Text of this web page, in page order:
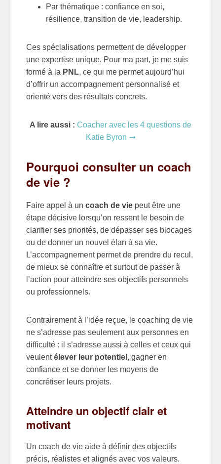
Par thématique : confiance en soi,
résilience, transition de vie, leadership.
Ces spécialisations permettent de développer
une expertise unique. Pour ma part, je me suis
formé à la PNL, ce qui me permet aujourd’hui
d’offrir un accompagnement personnalisé et
orienté vers des résultats concrets.
A lire aussi : Coacher avec les 4 questions de
Katie Byron
Pourquoi consulter un coach
de vie ?
Faire appel à uncoach de vie peut être une
étape décisive lorsqu’on ressent le besoin de
clarifier ses priorités, de dépasser ses blocages
ou de donner un nouvel élan à sa vie.
L’accompagnement permet de prendre du recul,
de mieux se connaître et surtout de passer à
l’action pour atteindre ses objectifs personnels
ou professionnels.
Contrairement à l’idée reçue, le coaching de vie
ne s’adresse pas seulement aux personnes en
difficulté : il s’adresse aussi à celles et ceux qui
veulentélever leur potentiel , gagner en
confiance et se donner les moyens de
concrétiser leurs projets.
Atteindre un objectif clair et
motivant
Un coach de vie aide à définir des objectifs
précis, réalistes et alignés avec vos valeurs.